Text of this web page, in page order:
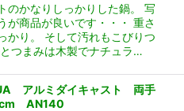
のかなりしっかりした鍋。 写
が商品が良いです・・・ 重さ
かり。 そして汚れもこびりつ
つまみは木製でナチュラ…
アルミダイキャスト 両手
AN140